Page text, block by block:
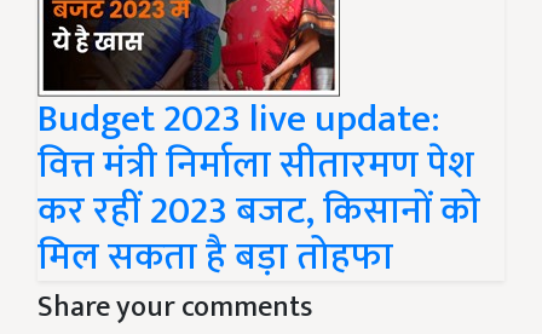
Budget 2023 live update:
वित्त मंत्री निर्माला सीतारमण पेश
कर रहीं 2023 बजट, किसानों को
मिल सकता है बड़ा तोहफा
Share your comments